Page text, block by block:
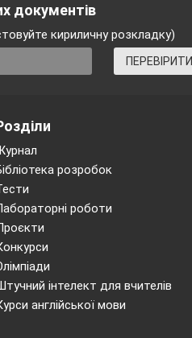
документів
кириличну розкладку)
ПЕРЕВІРИТИ
розробок
роботи
інтелект для вчителів
англійської мови